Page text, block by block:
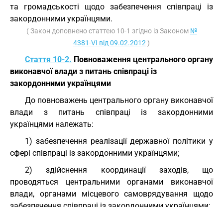
та громадськості щодо забезпечення співпраці із
закордонними українцями.
( Закон доповнено статтею 10-1 згідно із Законом №
4381-VI від 09.02.2012 )
Стаття 10-2. Повноваження центрального органу
виконавчої влади з питань співпраці із
закордонними українцями
До повноважень центрального органу виконавчої
влади з питань співпраці із закордонними
українцями належать:
1) забезпечення реалізації державної політики у
сфері співпраці із закордонними українцями;
2) здійснення координації заходів, що
проводяться центральними органами виконавчої
влади, органами місцевого самоврядування щодо